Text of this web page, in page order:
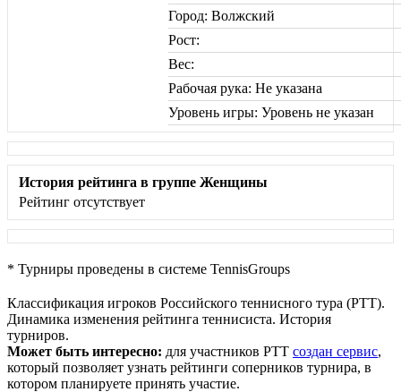
Город: Волжский
Рост:
Вес:
Рабочая рука: Не указана
Уровень игры: Уровень не указан
История рейтинга в группе Женщины
Рейтинг отсутствует
* Турниры проведены в системе TennisGroups
Классификация игроков Российского теннисного тура (РТТ).
Динамика изменения рейтинга теннисиста. История
турниров.
Может быть интересно: для участников РТТ создан сервис,
который позволяет узнать рейтинги соперников турнира, в
котором планируете принять участие.